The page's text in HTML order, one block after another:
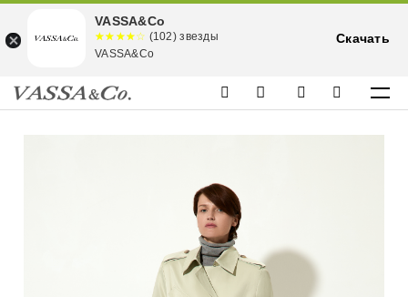
VASSA&Co
☆☆☆☆☆
★★★★
★
(102) звезды
VASSA&Co
Скачать